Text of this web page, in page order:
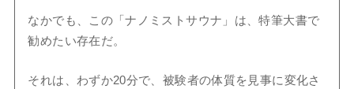
なかでも、この「ナノミストサウナ」は、特筆大書で
勧めたい存在だ。
それは、わずか20分で、被験者の体質を見事に変化さ